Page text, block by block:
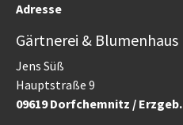
Adresse
Gärtnerei & Blumenhaus
Jens Süß
Hauptstraße 9
09619 Dorfchemnitz / Erzgeb.